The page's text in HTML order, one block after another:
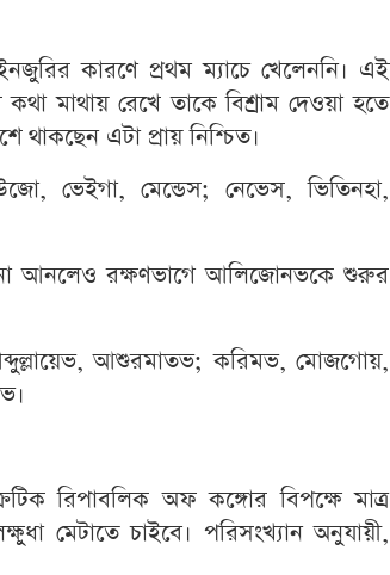
কারণে প্রথম ম্যাচে খেলেননি। এই
মাথায় রেখে তাকে বিশ্রাম দেওয়া হতে
এটা প্রায় নিশ্চিত।
ভেইগা, মেন্ডেস; নেভেস, ভিতিনহা,
না আনলেও রক্ষণভাগে আলিজোনভকে শুরুর
আশুরমাতভ; করিমভ, মোজগোয়,
রিপাবলিক অফ কঙ্গোর বিপক্ষে মাত্র
মেটাতে চাইবে। পরিসংখ্যান অনুযায়ী,